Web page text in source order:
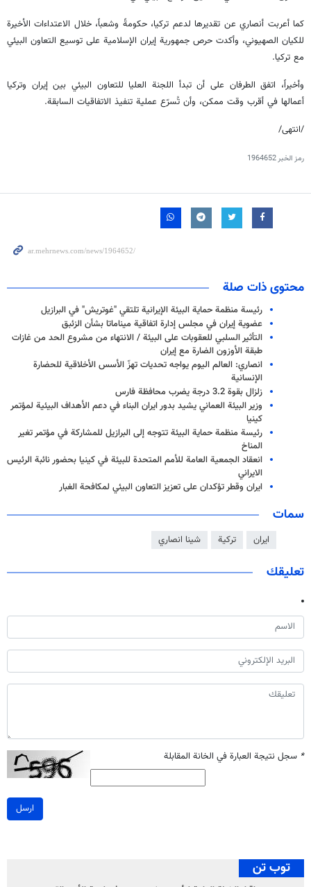
كما أعربت أنصاري عن تقديرها لدعم تركيا، حكومةً وشعباً، خلال الاعتداءات الأخيرة
للكيان الصهيوني، وأكدت حرص جمهورية إيران الإسلامية على توسيع التعاون البيئي
مع تركيا.
وأخيراً، اتفق الطرفان على أن تبدأ اللجنة العليا للتعاون البيئي بين إيران وتركيا
أعمالها في أقرب وقت ممكن، وأن تُسرّع عملية تنفيذ الاتفاقيات السابقة.
/انتهى/
رمز الخبر1964652
محتوى ذات صلة
رئيسة منظمة حماية البيئة الإيرانية تلتقي "غوتريش" في البرازيل
عضوية إيران في مجلس إدارة اتفاقية ميناماتا بشأن الزئبق
التأثير السلبي للعقوبات على البيئة / الانتهاء من مشروع الحد من غازات
طبقة الأوزون الضارة مع إيران
انصاري: العالم اليوم يواجه تحديات تهزّ الأسس الأخلاقية للحضارة
الإنسانية
زلزال بقوة 3.2 درجة يضرب محافظة فارس
وزير البيئة العماني يشيد بدور ایران البناء في دعم الأهداف البيئية لمؤتمر
كينيا
رئيسة منظمة حماية البيئة تتوجه إلى البرازيل للمشاركة في مؤتمر تغير
المناخ
انعقاد الجمعية العامة للأمم المتحدة للبيئة في كينيا بحضور نائبة الرئيس
الايراني
ايران وقطر تؤكدان على تعزيز التعاون البيئي لمكافحة الغبار
سمات
ايران تركية شينا انصاري
تعليقك
* سجل نتيجة العبارة في الخانة المقابلة
ارسل
توب تن